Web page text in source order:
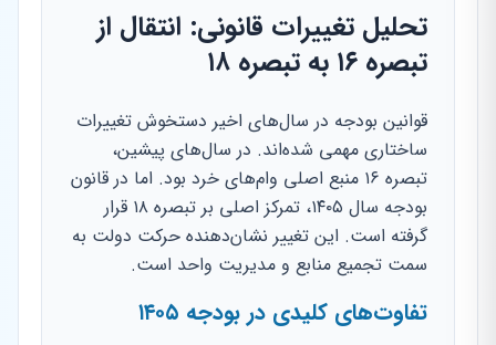
تحلیل تغییرات قانونی: انتقال از
تبصره ۱۶ به تبصره ۱۸
قوانین بودجه در سال‌های اخیر دستخوش تغییرات
ساختاری مهمی شده‌اند. در سال‌های پیشین،
تبصره ۱۶ منبع اصلی وام‌های خرد بود. اما در قانون
بودجه سال ۱۴۰۵، تمرکز اصلی بر تبصره ۱۸ قرار
گرفته است. این تغییر نشان‌دهنده حرکت دولت به
سمت تجمیع منابع و مدیریت واحد است.
تفاوت‌های کلیدی در بودجه ۱۴۰۵